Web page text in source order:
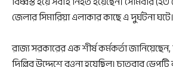
জেলার সিমারিয়া এলাকার কাছে এ দুর্ঘটনা ঘটে।
রাজ্য সরকারের এক শীর্ষ কর্মকর্তা জানিয়েছেন,